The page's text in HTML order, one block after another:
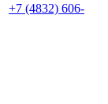
+7 (4832) 606-